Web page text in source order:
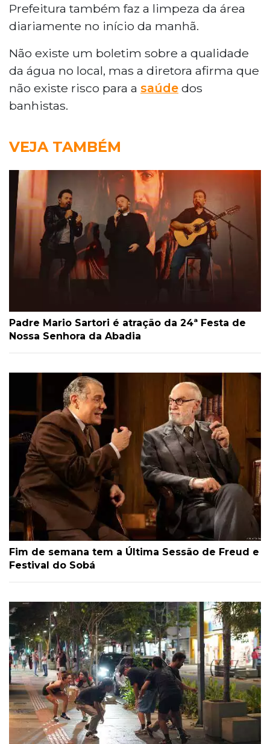
Prefeitura também faz a limpeza da área
diariamente no início da manhã.
Não existe um boletim sobre a qualidade
da água no local, mas a diretora afirma que
não existe risco para a saúde dos
banhistas.
VEJA TAMBÉM
Padre Mario Sartori é atração da 24ª Festa de
Nossa Senhora da Abadia
Fim de semana tem a Última Sessão de Freud e
Festival do Sobá